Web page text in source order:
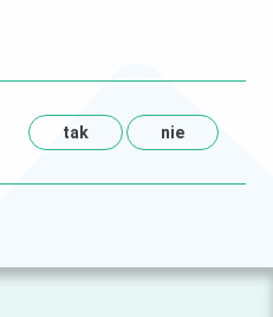
tak nie